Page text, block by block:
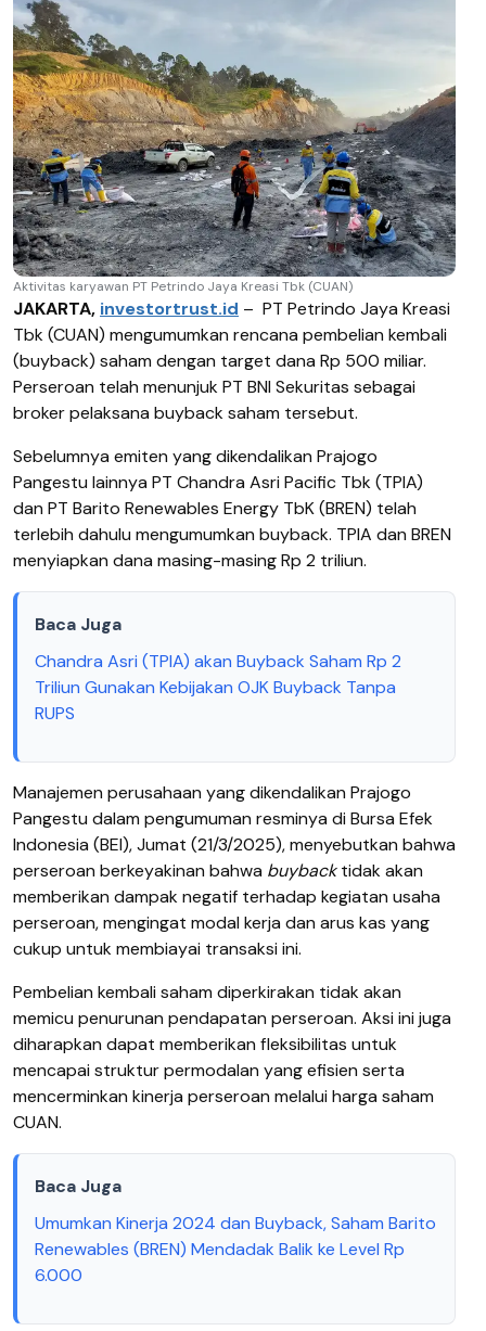
Aktivitas karyawan PT Petrindo Jaya Kreasi Tbk (CUAN)
JAKARTA, investortrust.id – PT Petrindo Jaya Kreasi
Tbk (CUAN) mengumumkan rencana pembelian kembali
(buyback) saham dengan target dana Rp 500 miliar.
Perseroan telah menunjuk PT BNI Sekuritas sebagai
broker pelaksana buyback saham tersebut.
Sebelumnya emiten yang dikendalikan Prajogo
Pangestu lainnya PT Chandra Asri Pacific Tbk (TPIA)
dan PT Barito Renewables Energy TbK (BREN) telah
terlebih dahulu mengumumkan buyback. TPIA dan BREN
menyiapkan dana masing-masing Rp 2 triliun.
Baca Juga
Chandra Asri (TPIA) akan Buyback Saham Rp 2
Triliun Gunakan Kebijakan OJK Buyback Tanpa
RUPS
Manajemen perusahaan yang dikendalikan Prajogo
Pangestu dalam pengumuman resminya di Bursa Efek
Indonesia (BEI), Jumat (21/3/2025), menyebutkan bahwa
perseroan berkeyakinan bahwa buybacktidak akan
memberikan dampak negatif terhadap kegiatan usaha
perseroan, mengingat modal kerja dan arus kas yang
cukup untuk membiayai transaksi ini.
Pembelian kembali saham diperkirakan tidak akan
memicu penurunan pendapatan perseroan. Aksi ini juga
diharapkan dapat memberikan fleksibilitas untuk
mencapai struktur permodalan yang efisien serta
mencerminkan kinerja perseroan melalui harga saham
CUAN.
Baca Juga
Umumkan Kinerja 2024 dan Buyback, Saham Barito
Renewables (BREN) Mendadak Balik ke Level Rp
6.000